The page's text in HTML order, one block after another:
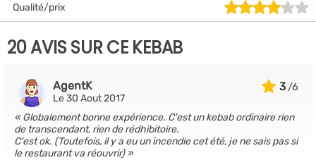
Qualité/prix
20 AVIS SUR CE KEBAB
3
AgentK
Le 30 Aout 2017
Globalement bonne expérience. C'est un kebab ordinaire rien
de transcendant, rien de rédhibitoire.
C'est ok. (Toutefois, il y a eu un incendie cet été, je ne sais pas si
le restaurant va réouvrir)